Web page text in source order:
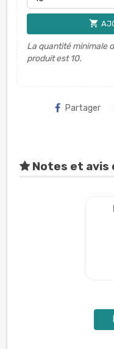
shopping_cart
La quantité minimale
produit est 10.
Partager
Notes et avis